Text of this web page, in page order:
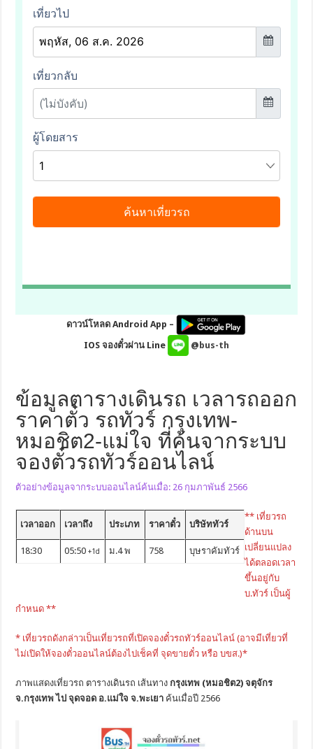
ดาวน์โหลด Android App –
IOS จองตั๋วผ่าน Line
@bus-th
ข้อมูลตารางเดินรถ เวลารถออก
ราคาตั๋ว รถทัวร์ กรุงเทพ-
หมอชิต2-แม่ใจ ที่ค้นจากระบบ
จองตั๋วรถทัวร์ออนไลน์
ตัวอย่างข้อมูลจากระบบออนไลน์ค้นเมื่อ: 26 กุมภาพันธ์ 2566
เวลาออก เวลาถึง ประเภท ราคาตั๋ว บริษัททัวร์
18:30 05:50+1d ม.4 พ 758 บุษราคัมทัวร์
** เที่ยวรถ
ด้านบน
เปลี่ยนแปลง
ได้ตลอดเวลา
ขึ้นอยู่กับ
บ.ทัวร์ เป็นผู้
กำหนด **
* เที่ยวรถดังกล่าวเป็นเที่ยวรถที่เปิดจองตั๋วรถทัวร์ออนไลน์ (อาจมีเที่ยวที่
ไม่เปิดให้จองตั๋วออนไลน์ต้องไปเช็คที่ จุดขายตั๋ว หรือ บขส.)*
ภาพแสดงเที่ยวรถ ตารางเดินรถ เส้นทางกรุงเทพ (หมอชิต2) จตุจักร
จ.กรุงเทพ ไป จุดจอด อ.แม่ใจ จ.พะเยา ค้นเมื่อปี 2566